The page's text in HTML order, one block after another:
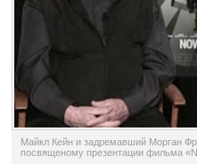
Майкл Кейн и задремавший Морган
посвященому презентации фильма